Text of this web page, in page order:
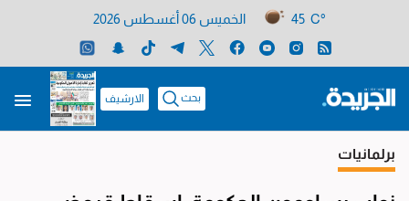
45 C° الخميس 06 أغسطس 2026
بحث الارشيف
برلمانيات